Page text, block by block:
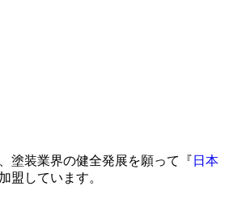
塗装業界の健全発展を願って『 日本
盟しています。